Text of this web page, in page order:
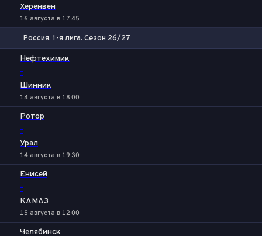
Херенвен
16 августа в 17:45
Россия. 1-я лига. Сезон 26/27
Нефтехимик
-
Шинник
14 августа в 18:00
Ротор
-
Урал
14 августа в 19:30
Енисей
-
КАМАЗ
15 августа в 12:00
Челябинск